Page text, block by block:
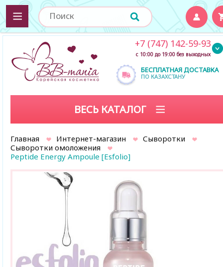
БЕСПЛАТНАЯ ДОСТАВКА
ПО КАЗАХСТАНУ
+7 (747) 142-59-93
с 10:00 до 19:00 без выходных
ВЕСЬ КАТАЛОГ
Главная Интернет-магазин
Сыворотки
Сыворотки омоложения
Peptide Energy Ampoule [Esfolio]